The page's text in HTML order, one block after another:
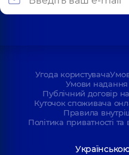
Угода користувача
Умови надання
Публічний договір
Куточок споживача
Правила
Політика приватності